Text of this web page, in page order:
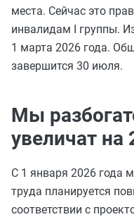
места. Сейчас это
инвалидам I группы.
1 марта 2026 года.
завершится 30 июля.
Мы
увеличат на
С 1 января 2026 года
труда планируется
соответствии с